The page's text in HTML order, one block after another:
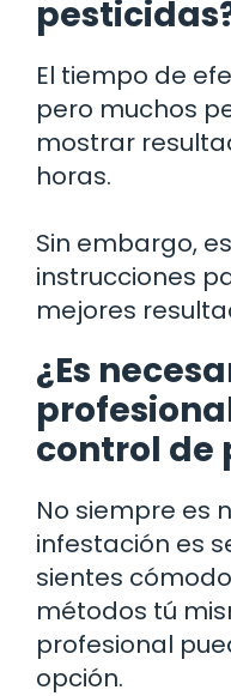
El tiempo de
pero muchos
mostrar
horas.
Sin embargo,
instrucciones
mejores
¿Es
control de
No siempre es
infestación es
sientes
métodos tú
profesional
opción.